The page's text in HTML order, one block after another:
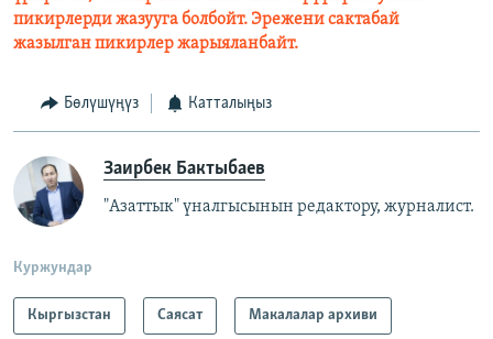
пикирлерди жазууга болбойт. Эрежени сактабай
жазылган пикирлер жарыяланбайт.
Бөлүшүңүз Катталыңыз
Заирбек Бактыбаев
"Азаттык" үналгысынын редактору, журналист.
Куржундар
Кыргызстан Саясат Макалалар архиви